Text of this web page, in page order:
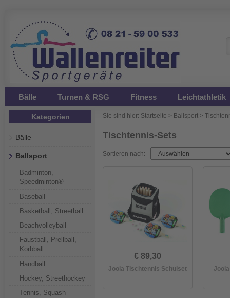
Bälle Turnen & RSG Fitness Leichtathletik
Kategorien
Bälle
Ballsport
Badminton,
Speedminton®
Baseball
Basketball, Streetball
Beachvolleyball
Faustball, Prellball,
Korbball
Handball
Hockey, Streethockey
Tennis, Squash
Sie sind hier: Startseite > Ballsport >
Tischtennis-Sets
Sortieren nach:
€ 89,30
Joola Tischtennis Schulset